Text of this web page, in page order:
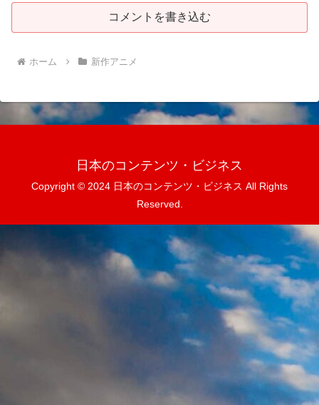
コメントを書き込む
ホーム 新作アニメ
日本のコンテンツ・ビジネス
Copyright © 2024 日本のコンテンツ・ビジネス All Rights
Reserved.